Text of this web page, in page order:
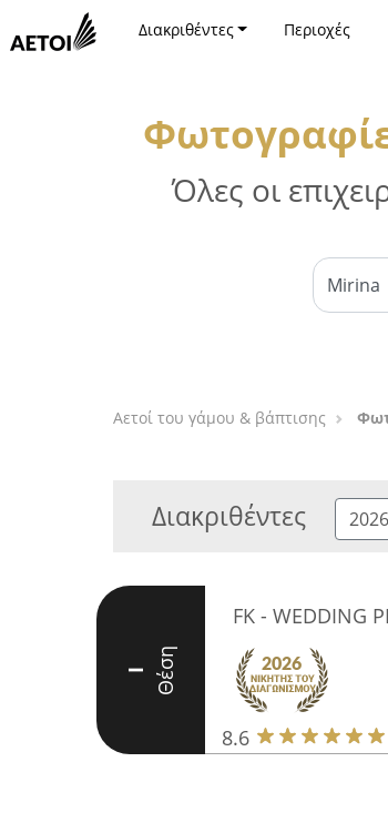
Διακριθέντες Περιοχές
Όλες οι
Αετοί του γάμου & βάπτισης
Διακριθέντες 2026
I Θέση
FK - WEDDING
8.6